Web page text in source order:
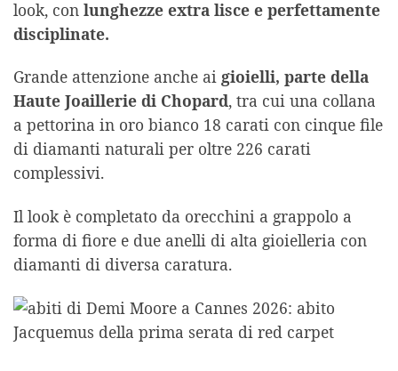
look, con lunghezze extra lisce e perfettamente
disciplinate.
Grande attenzione anche ai gioielli, parte della
Haute Joaillerie di Chopard, tra cui una collana
a pettorina in oro bianco 18 carati con cinque file
di diamanti naturali per oltre 226 carati
complessivi.
Il look è completato da orecchini a grappolo a
forma di fiore e due anelli di alta gioielleria con
diamanti di diversa caratura.